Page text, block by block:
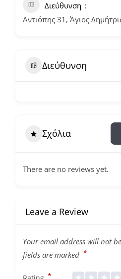
Διεύθυνση
Αντιόπης 31, Άγιος
Διεύθυνση
Σχόλια
There are no reviews yet.
Leave a Review
Your email address will not
fields are marked *
*